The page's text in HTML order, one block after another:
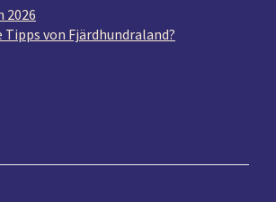
2026
Tipps von Fjärdhundraland?